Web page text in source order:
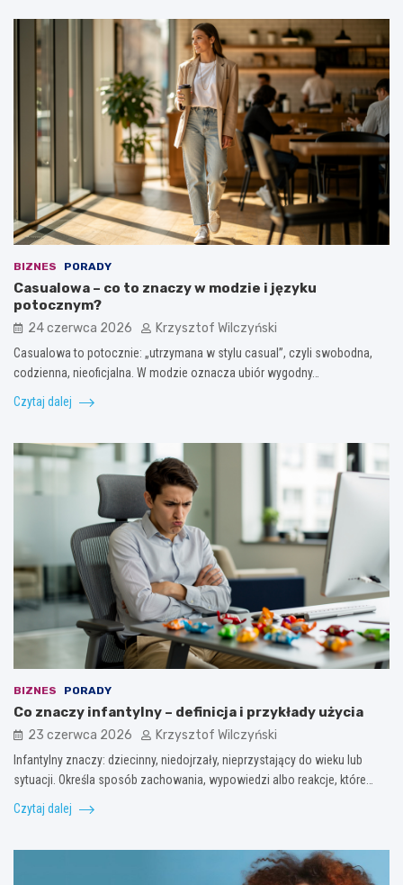
BIZNES PORADY
Casualowa – co to znaczy w modzie i języku
potocznym?
24 czerwca 2026 Krzysztof Wilczyński
Casualowa to potocznie: „utrzymana w stylu casual”, czyli swobodna,
codzienna, nieoficjalna. W modzie oznacza ubiór wygodny…
Czytaj dalej
BIZNES PORADY
Co znaczy infantylny – definicja i przykłady użycia
23 czerwca 2026 Krzysztof Wilczyński
Infantylny znaczy: dziecinny, niedojrzały, nieprzystający do wieku lub
sytuacji. Określa sposób zachowania, wypowiedzi albo reakcje, które…
Czytaj dalej